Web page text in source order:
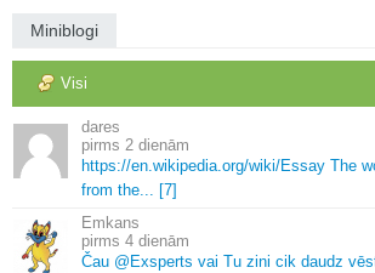
Miniblogi
Visi
dares
2 dienām
https://en.wikipedia.org/wiki/Essay The
from the... [7]
Emkans
4 dienām
Čau @Exsperts vai Tu zini cik daudz